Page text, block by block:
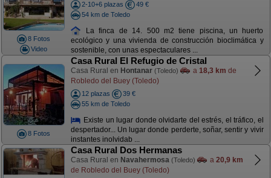
8 Fotos
Video
2-10+6 plazas
49 €
54 km de Toledo
La finca de 14. 500 m2 tiene piscina, un huerto
ecológico y una vivienda de construcción bioclimática y
sostenible, con unas espectaculares ...
8 Fotos
Casa Rural El Refugio de Cristal
Casa Rural en Hontanar (Toledo) a 18,3 km de
Robledo del Buey (Toledo)
12 plazas
39 €
55 km de Toledo
Existe un lugar donde olvidarte del estrés, el tráfico, el
despertador... Un lugar donde perderte, soñar, sentir y vivir
instantes inolvidab ...
Casa Rural Dos Hermanas
Casa Rural en Navahermosa (Toledo) a 20,9 km
de Robledo del Buey (Toledo)